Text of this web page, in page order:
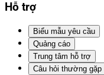
Hỗ trợ
Biểu mẫu yêu cầu
Quảng cáo
Trung tâm hỗ trợ
Câu hỏi thường gặp